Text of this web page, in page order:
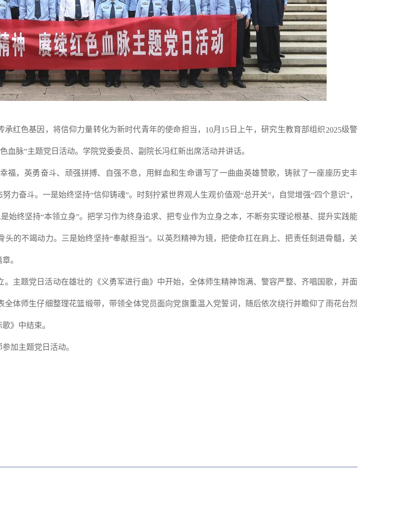
红色基因，将信仰力量转化为新时代青年的使命担当， 10月 15 日上午，研究生教育部组织2025级警
血脉”主题党日活动。学院党委委员、副院长冯红新出席活动并讲话。
福，英勇奋斗、顽强拼搏、自强不息，用鲜血和生命谱写了一曲曲英雄赞歌，铸就了一座座历史丰
力奋斗。一是始终坚持“信仰铸魂”。时刻拧紧世界观人生观价值观“总开关”，自觉增强“四个意识”，
始终坚持“本领立身”。把学习作为终身追求、把专业作为立身之本，不断夯实理论根基、提升实践能
头的不竭动力。三是始终坚持“奉献担当”。以英烈精神为镜，把使命扛在肩上、把责任刻进骨髓，关
。
主题党日活动在雄壮的《义勇军进行曲》中开始，全体师生精神饱满、警容严整、齐唱国歌，并面
体师生仔细整理花篮缎带，带领全体党员面向党旗重温入党誓词，随后依次绕行并瞻仰了雨花台烈
》中结束。
加主题党日活动。